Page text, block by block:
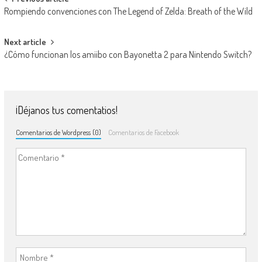
Rompiendo convenciones con The Legend of Zelda: Breath of the Wild
Next article
¿Cómo funcionan los amiibo con Bayonetta 2 para Nintendo Switch?
¡Déjanos tus comentatios!
Comentarios de Wordpress (0) Comentarios de Facebook